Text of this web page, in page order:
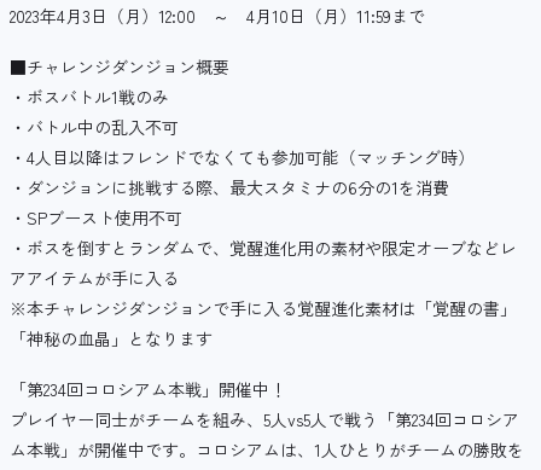
2023年4月3日（月）12:00 ～ 4月10日（月）11:59まで
■チャレンジダンジョン概要
・ボスバトル1戦のみ
・バトル中の乱入不可
・4人目以降はフレンドでなくても参加可能（マッチング時）
・ダンジョンに挑戦する際、最大スタミナの6分の1を消費
・SPブースト使用不可
・ボスを倒すとランダムで、覚醒進化用の素材や限定オーブなどレ
アアイテムが手に入る
※本チャレンジダンジョンで手に入る覚醒進化素材は「覚醒の書」
「神秘の血晶」となります
「第234回コロシアム本戦」開催中！
プレイヤー同士がチームを組み、5人vs5人で戦う「第234回コロシア
ム本戦」が開催中です。コロシアムは、1人ひとりがチームの勝敗を